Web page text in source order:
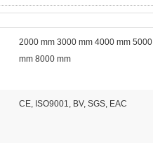
2000 mm 3000 mm 4000 mm 5000
mm 8000 mm
CE, ISO9001, BV, SGS, EAC